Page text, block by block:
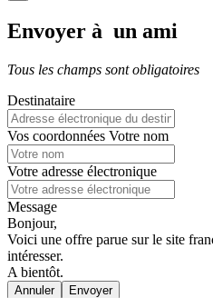
Envoyer à un ami
Tous les champs sont obligatoires
Destinataire
Vos coordonnées Votre nom
Votre adresse électronique
Message
Bonjour,
Voici une offre parue sur le site
intéresser.
A bientôt.
Annuler